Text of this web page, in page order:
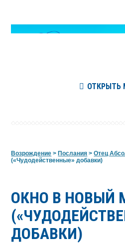
ОТКРЫТЬ
Возрождение >Послания >Отец
(«Чудодейственные» добавки)
ОКНО В НОВЫЙ
ДОБАВКИ)